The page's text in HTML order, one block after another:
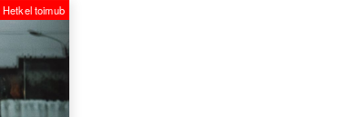
Hetkel toimub